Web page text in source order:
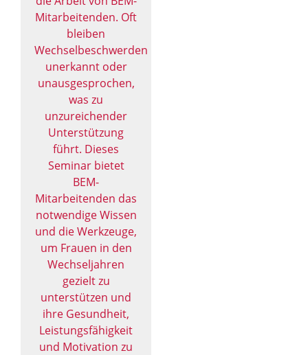
Mitarbeitenden. Oft
bleiben
Wechselbeschwerden
unerkannt oder
unausgesprochen,
was zu
unzureichender
Unterstützung
führt. Dieses
Seminar bietet
BEM-
Mitarbeitenden das
notwendige Wissen
und die Werkzeuge,
um Frauen in den
Wechseljahren
gezielt zu
unterstützen und
ihre Gesundheit,
Leistungsfähigkeit
und Motivation zu